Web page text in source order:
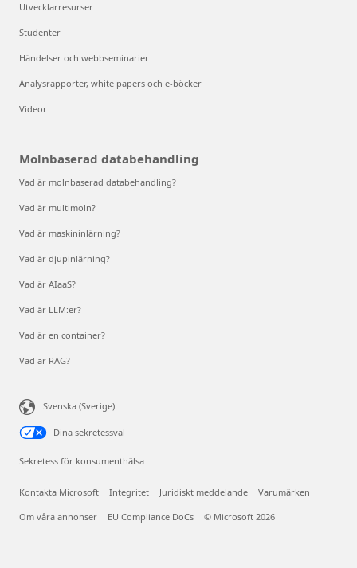
Utvecklarresurser
Studenter
Händelser och webbseminarier
Analysrapporter, white papers och e-böcker
Videor
Molnbaserad databehandling
Vad är molnbaserad databehandling?
Vad är multimoln?
Vad är maskininlärning?
Vad är djupinlärning?
Vad är AIaaS?
Vad är LLM:er?
Vad är en container?
Vad är RAG?
Svenska (Sverige)
Dina sekretessval
Sekretess för konsumenthälsa
Kontakta Microsoft Integritet Juridiskt meddelande Varumärken
Om våra annonser EU Compliance DoCs © Microsoft 2026